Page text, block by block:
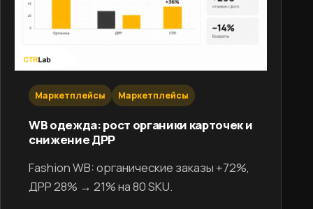
Маркетплейсы Маркетплейсы
WB одежда: рост органики карточек и
снижение ДРР
Fashion WB: органические заказы +72%,
ДРР 28% → 21% на 80 SKU.